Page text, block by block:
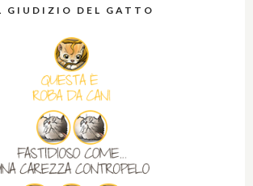
GIUDIZIO DEL GATTO